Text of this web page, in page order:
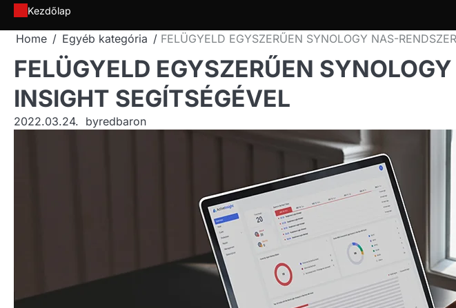
Skip
content
Kezdőlap
Home Egyéb kategória FELÜGYELD EGYSZERŰEN SYNOLOGY NAS-
FELÜGYELD EGYSZERŰEN
INSIGHT SEGÍTSÉGÉVEL
2022.03.24. byredbaron